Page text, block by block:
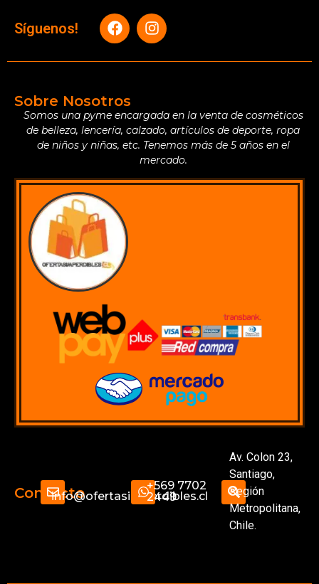
Síguenos!
Sobre Nosotros
Somos una pyme encargada en la venta de cosméticos
de belleza, lencería, calzado, artículos de deporte, ropa
de niños y niñas, etc. Tenemos más de 5 años en el
mercado.
Contactoinfo@ofertasimperdibles.cl
+569 7702
2449
Av. Colon 23,
Santiago,
Región
Metropolitana,
Chile.